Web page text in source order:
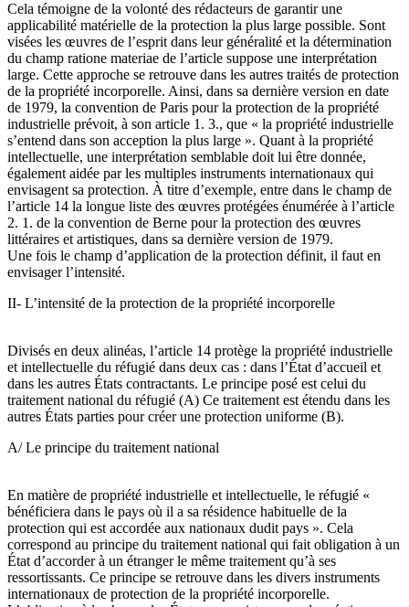
Cela témoigne de la volonté des rédacteurs de garantir une
applicabilité matérielle de la protection la plus large possible. Sont
visées les œuvres de l’esprit dans leur généralité et la détermination
du champ ratione materiae de l’article suppose une interprétation
large. Cette approche se retrouve dans les autres traités de protection
de la propriété incorporelle. Ainsi, dans sa dernière version en date
de 1979, la convention de Paris pour la protection de la propriété
industrielle prévoit, à son article 1. 3., que « la propriété industrielle
s’entend dans son acception la plus large ». Quant à la propriété
intellectuelle, une interprétation semblable doit lui être donnée,
également aidée par les multiples instruments internationaux qui
envisagent sa protection. À titre d’exemple, entre dans le champ de
l’article 14 la longue liste des œuvres protégées énumérée à l’article
2. 1. de la convention de Berne pour la protection des œuvres
littéraires et artistiques, dans sa dernière version de 1979.
Une fois le champ d’application de la protection définit, il faut en
envisager l’intensité.
II- L’intensité de la protection de la propriété incorporelle
Divisés en deux alinéas, l’article 14 protège la propriété industrielle
et intellectuelle du réfugié dans deux cas : dans l’État d’accueil et
dans les autres États contractants. Le principe posé est celui du
traitement national du réfugié (A) Ce traitement est étendu dans les
autres États parties pour créer une protection uniforme (B).
A/ Le principe du traitement national
En matière de propriété industrielle et intellectuelle, le réfugié «
bénéficiera dans le pays où il a sa résidence habituelle de la
protection qui est accordée aux nationaux dudit pays ». Cela
correspond au principe du traitement national qui fait obligation à un
État d’accorder à un étranger le même traitement qu’à ses
ressortissants. Ce principe se retrouve dans les divers instruments
internationaux de protection de la propriété incorporelle.